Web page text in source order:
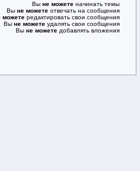
Вы не можете начинать темы
Вы не можете отвечать на сообщения
можете редактировать свои сообщения
Вы не можете удалять свои сообщения
Вы не можете добавлять вложения